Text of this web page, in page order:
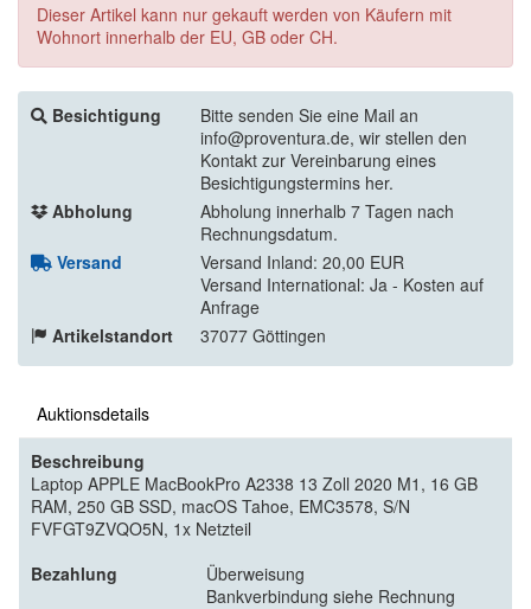
Dieser Artikel kann nur gekauft werden von Käufern mit
Wohnort innerhalb der EU, GB oder CH.
Besichtigung
Bitte senden Sie eine Mail an
info@proventura.de, wir stellen den
Kontakt zur Vereinbarung eines
Besichtigungstermins her.
Abholung
Abholung innerhalb 7 Tagen nach
Rechnungsdatum.
Versand
Versand Inland: 20,00 EUR
Versand International: Ja - Kosten auf
Anfrage
Artikelstandort
37077 Göttingen
Auktionsdetails
Beschreibung
Laptop APPLE MacBookPro A2338 13 Zoll 2020 M1, 16 GB
RAM, 250 GB SSD, macOS Tahoe, EMC3578, S/N
FVFGT9ZVQO5N, 1x Netzteil
Bezahlung
Überweisung
Bankverbindung siehe Rechnung